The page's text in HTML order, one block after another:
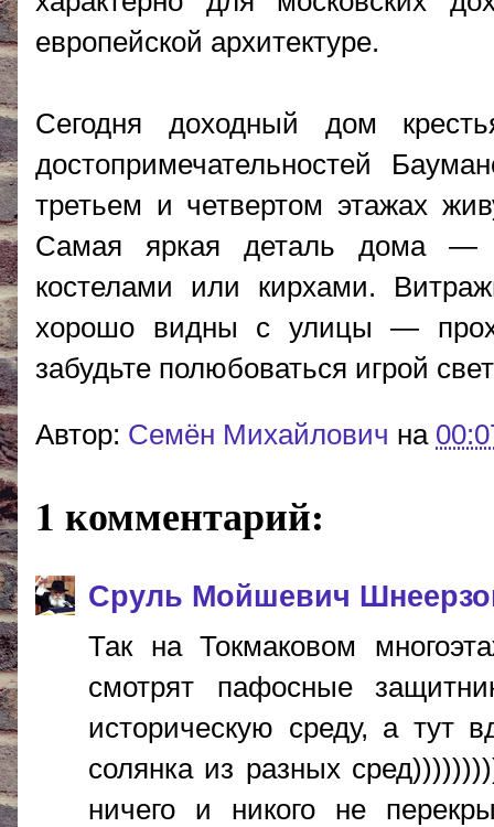
европейской архитектуре.
Сегодня доходный дом
достопримечательностей
третьем и четвертом этажах
Самая яркая деталь дома —
костелами или кирхами.
хорошо видны с улицы —
забудьте полюбоваться игрой
Автор: Cемён Михайлович на
1 комментарий:
Сруль Мойшевич
Так на Токмаковом
смотрят пафосные
историческую среду, а тут
солянка из разных
ничего и никого не